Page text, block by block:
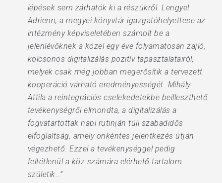
lépések sem zárhatók ki a részükről. Lengyel
Adrienn, a megyei könyvtár igazgatóhelyettese az
intézmény képviseletében számolt be a
jelenlévőknek a közel egy éve folyamatosan zajló,
kölcsönös digitalizálás pozitív tapasztalatairól,
melyek csak még jobban megerősítik a tervezett
kooperáció várható eredményességét. Mihály
Attila a reintegrációs cselekedetekbe beilleszthető
tevékenységről elmondta, a digitalizálás a
fogvatartottak napi rutinján túli szabadidős
elfoglaltság, amely önkéntes jelentkezés útján
végezhető. Ezzel a tevékenységgel pedig
feltétlenül a köz számára elérhető tartalom
születik…”